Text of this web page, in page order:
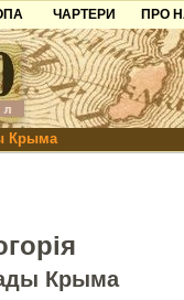
ЧАРТЕРИ
ПРО
Крыма
Крыма